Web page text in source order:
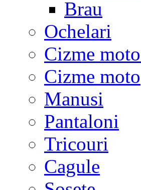
Brau
Ochelari
Cizme
Cizme moto
Manusi
Pantaloni
Tricouri
Cagule